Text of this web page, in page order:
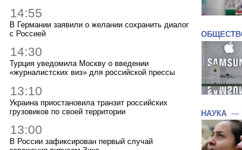
14:55
В Германии заявили о желании сохранить диалог
с Россией
14:30
Турция уведомила Москву о введении
«журналистских виз» для российской прессы
13:10
Украина приостановила транзит российских
грузовиков по своей территории
13:00
В России зафиксирован первый случай
НАУКА —